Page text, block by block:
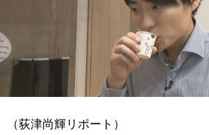
（荻津尚輝リポート）